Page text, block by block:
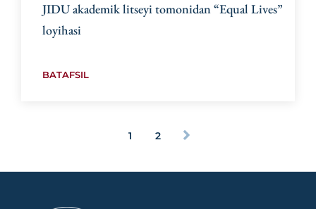
JIDU akademik litseyi tomonidan “Equal Lives”
loyihasi
BATAFSIL
1 2